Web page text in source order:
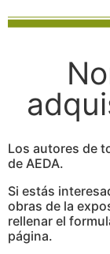
Los autores de
de AEDA.
Si estás
obras de la
rellenar el
página.